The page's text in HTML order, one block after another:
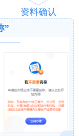
资料确认
”